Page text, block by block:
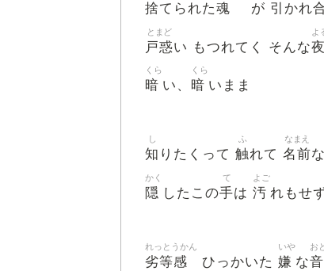
捨てられた魂 が 引 かれ
戸惑
とまど
い もつれてく そんな夜
よ
暗
くら
い、 暗
くら
いまま
知
し
りたくって 触
ふ
れて 名前
なまえ
隠
かく
したこの手
て
は 汚
よご
れもせ
劣等感
れっとうかん
ひっかいた 嫌
いや
な音
お